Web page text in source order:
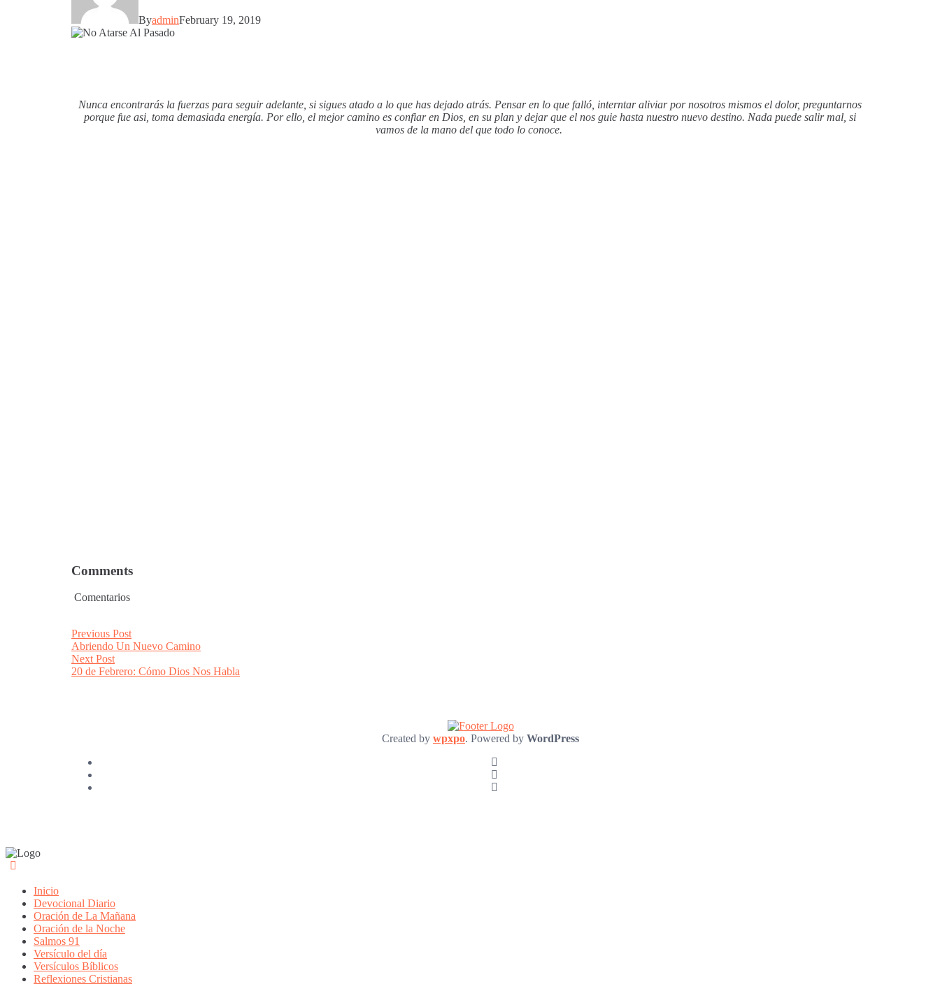
ByadminFebruary 19, 2019
Nunca encontrarás la fuerzas para seguir adelante, si sigues atado a lo que has dejado atrás. Pensar en lo que falló, interntar aliviar por nosotros mismos el dolor, preguntarnos
porque fue asi, toma demasiada energía. Por ello, el mejor camino es confiar en Dios, en su plan y dejar que el nos guie hasta nuestro nuevo destino. Nada puede salir mal, si
vamos de la mano del que todo lo conoce.
Comments
Comentarios
Post
navigation
Previous PostPrevious
post:
Abriendo Un Nuevo Camino
Next PostNext
post:
20 de Febrero: Cómo Dios Nos Habla
Created by wpxpo. Powered by WordPress
Inicio
Devocional Diario
Oración de La Mañana
Oración de la Noche
Salmos 91
Versículo del día
Versículos Bíblicos
Reflexiones Cristianas